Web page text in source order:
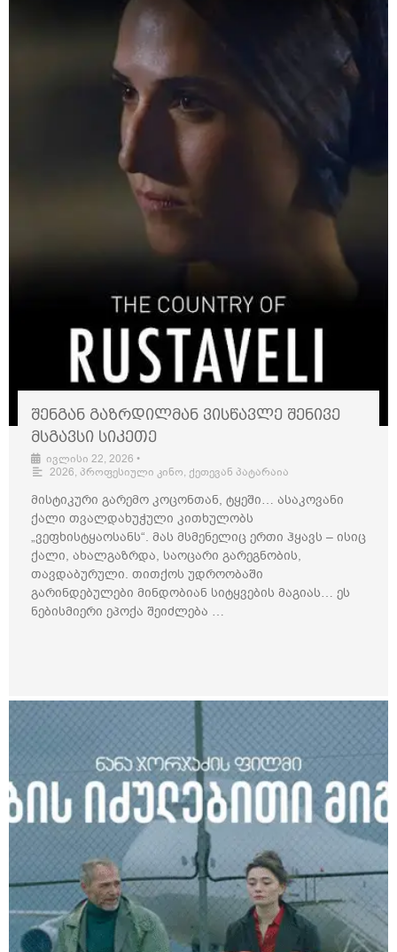
შენგან გაზრდილმან ვისწავლე შენივე
მსგავსი სიკეთე
ივლისი 22, 2026 •
2026, პროფესიული კინო, ქეთევან პატარაია
მისტიკური გარემო კოცონთან, ტყეში… ასაკოვანი
ქალი თვალდახუჭული კითხულობს
„ვეფხისტყაოსანს“. მას მსმენელიც ერთი ჰყავს – ისიც
ქალი, ახალგაზრდა, საოცარი გარეგნობის,
თავდაბურული. თითქოს უდროობაში
გარინდებულები მინდობიან სიტყვების მაგიას… ეს
ნებისმიერი ეპოქა შეიძლება …